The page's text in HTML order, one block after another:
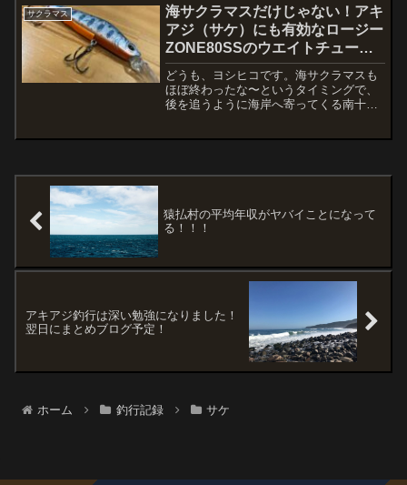
が入った仕様になっています。表と裏で
カラーリングがかなり違い...
サクラマス
海サクラマスだけじゃない！アキ
アジ（サケ）にも有効なロージー
ZONE80SSのウエイトチュー
ン！
どうも、ヨシヒコです。海サクラマスも
ほぼ終わったな〜というタイミングで、
後を追うように海岸へ寄ってくる南十勝
猿払村の平均年収がヤバイことになって
る！！！
アキアジ釣行は深い勉強になりました！
翌日にまとめブログ予定！
ホーム 釣行記録 サケ